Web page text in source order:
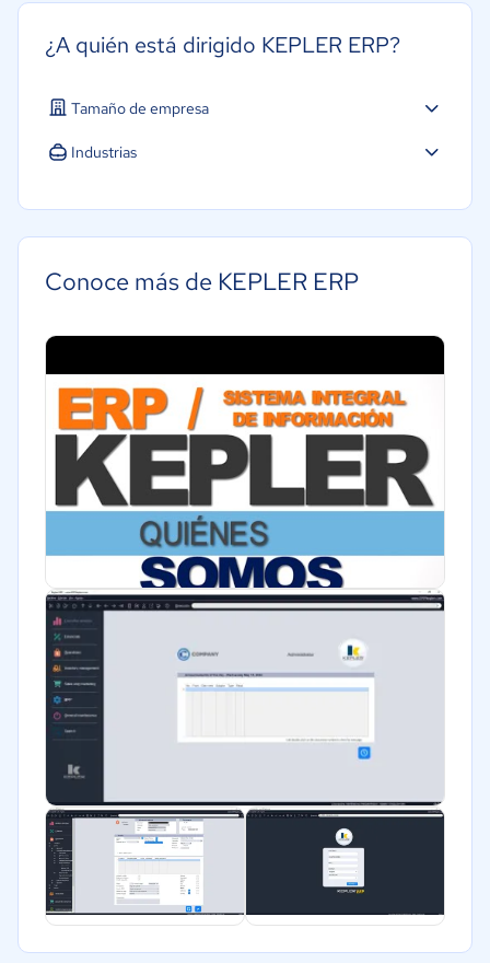
¿A quién está dirigido KEPLER ERP?
Tamaño de empresa
Micro: 1 a 9 trabajadores
Industrias
Software / TI
Financiera
Alimentaria
Salud
Manufactura
Transporte y logística
Marketing y Comunicación
Automotriz
Comercio Electrónico
Metales y Minería
Recursos Humanos
Gastronomía
Aeroespacial y defensa
Conoce más de KEPLER ERP